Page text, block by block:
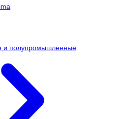
полупромышленные